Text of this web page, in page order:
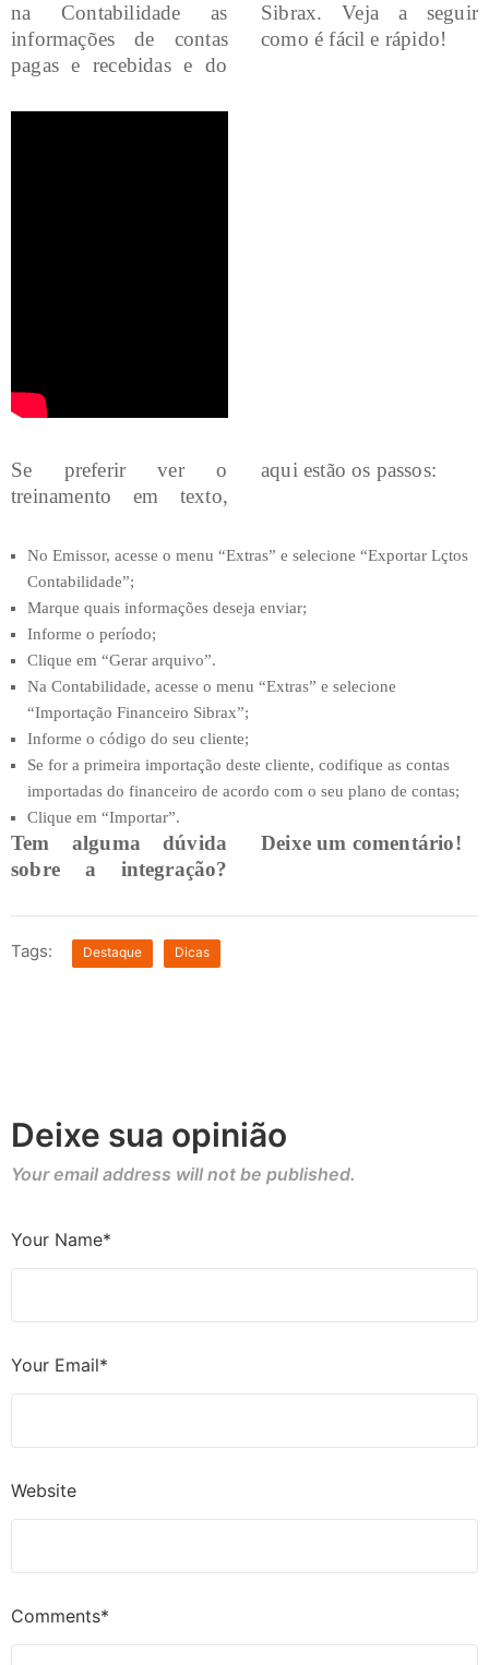
na Contabilidade as
informações de contas
pagas e recebidas e do
Sibrax. Veja a seguir
como é fácil e rápido!
Se preferir ver o
treinamento em texto,
aqui estão os passos:
No Emissor, acesse o menu “Extras” e selecione “Exportar Lçtos
Contabilidade”;
Marque quais informações deseja enviar;
Informe o período;
Clique em “Gerar arquivo”.
Na Contabilidade, acesse o menu “Extras” e selecione
“Importação Financeiro Sibrax”;
Informe o código do seu cliente;
Se for a primeira importação deste cliente, codifique as contas
importadas do financeiro de acordo com o seu plano de contas;
Clique em “Importar”.
Tem alguma dúvida
sobre a integração?
Deixe um comentário!
Tags: Destaque Dicas
Deixe sua opinião
Your email address will not be published.
Comments*
Your Name*
Your Email*
Website